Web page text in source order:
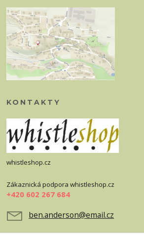
KONTAKTY
whistleshop.cz
Zákaznická podpora whistleshop.cz
+420 602 267 684
ben.anderson@email.cz